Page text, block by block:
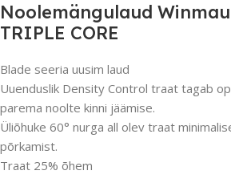
Noolemängulaud
TRIPLE CORE
Blade seeria uusim laud
Uuenduslik Density Control traat tagab
parema noolte kinni jäämise.
Üliõhuke 60° nurga all olev traat
põrkamist.
Traat 25% õhem